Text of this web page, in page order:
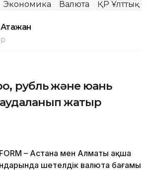
Экономика Валюта ҚР Ұлттық
рубль және юань
жатыр
– Астана мен Алматы ақша
шетелдік валюта бағамы